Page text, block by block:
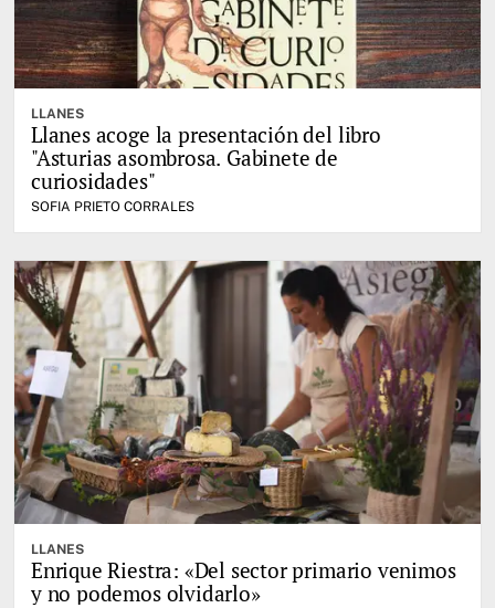
LLANES
Llanes acoge la presentación del libro
"Asturias asombrosa. Gabinete de
curiosidades"
SOFIA PRIETO CORRALES
LLANES
Enrique Riestra: «Del sector primario venimos
y no podemos olvidarlo»